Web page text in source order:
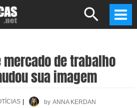
Search
de trabalho
sua imagem
by ANNA KERDAN